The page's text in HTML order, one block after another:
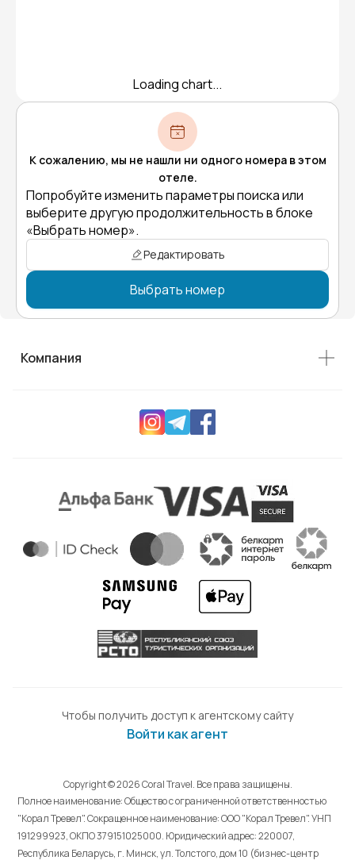
Loading chart...
К сожалению, мы не нашли ни одного номера в этом
отеле.
Попробуйте изменить параметры поиска или
выберите другую продолжительность в блоке
«Выбрать номер».
Редактировать
Выбрать номер
Компания
Чтобы получить доступ к агентскому сайту
Войти как агент
Copyright © 2026 Coral Travel. Все права защищены.
Полное наименование: Общество с ограниченной ответственностью
"Корал Тревел". Сокращенное наименование: ООО "Корал Тревел". УНП
191299923, ОКПО 379151025000. Юридический адрес: 220007,
Республика Беларусь, г. Минск, ул. Толстого, дом 10 (бизнес-центр